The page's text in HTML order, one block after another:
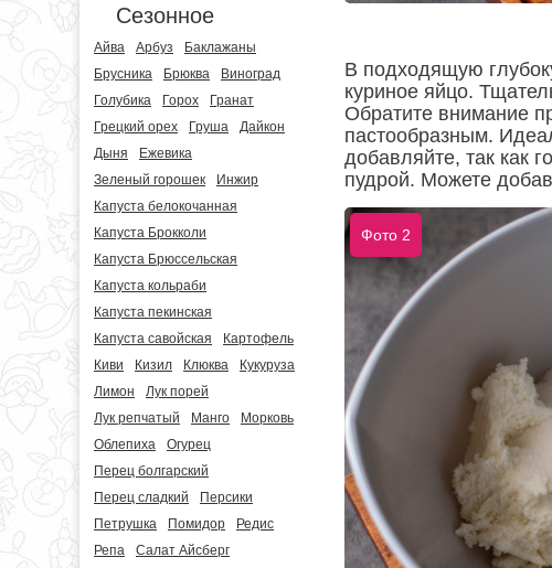
Сезонное
Айва Арбуз
Баклажаны
Брусника
Брюква
Виноград
Голубика
Горох
Гранат
Грецкий орех
Груша
Дайкон
Дыня
Ежевика
Зеленый горошек
Инжир
Капуста белокочанная
Капуста Брокколи
Капуста Брюссельская
Капуста кольраби
Капуста пекинская
Капуста савойская
Картофель
Киви
Кизил Клюква
Кукуруза
Лимон
Лук порей
Лук репчатый
Манго
Морковь
Облепиха
Огурец
Перец болгарский
Перец сладкий
Персики
Петрушка
Помидор
Редис
Репа
Салат Айсберг
В подходящую
куриное яйцо.
Обратите внимание
пастообразным.
добавляйте, так как
пудрой. Можете
Фото 2